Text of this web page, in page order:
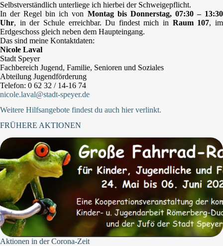
Selbstverständlich unterliege ich hierbei der Schweigepflicht.
In der Regel bin ich von Montag bis Donnerstag, 07:30 – 13:30
Uhr, in der Schule erreichbar. Du findest mich in Raum 107, im
Erdgeschoss gleich neben dem Haupteingang.
Das sind meine Kontaktdaten:
Nicole Laval
Stadt Speyer
Fachbereich Jugend, Familie, Senioren und Soziales
Abteilung Jugendförderung
Telefon: 0 62 32 / 14-16 74
nicole.laval@stadt-speyer.de
Weitere Hilfsangebote findest du auch hier verlinkt.
FRÜHERE AKTIONEN
Aktionen in der Corona-Zeit